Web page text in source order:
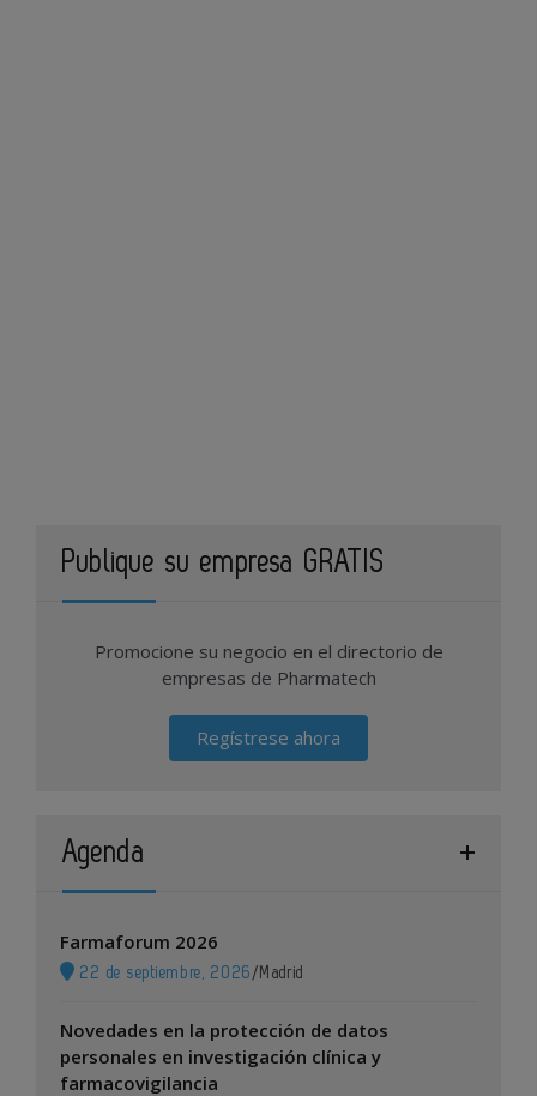
Publique su empresa GRATIS
Promocione su negocio en el directorio de
empresas de Pharmatech
Regístrese ahora
Agenda
Farmaforum 2026
22 de septiembre, 2026 / Madrid
Novedades en la protección de datos
personales en investigación clínica y
farmacovigilancia